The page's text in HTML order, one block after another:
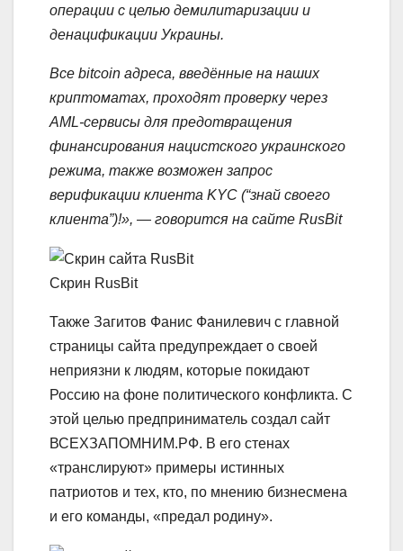
операции с целью демилитаризации и
денацификации Украины.
Все bitcoin адреса, введённые на наших
криптоматах, проходят проверку через
AML-сервисы для предотвращения
финансирования нацистского украинского
режима, также возможен запрос
верификации клиента KYC (“знай своего
клиента”)!», — говорится на сайте RusBit
Скрин RusBit
Также Загитов Фанис Фанилевич с главной
страницы сайта предупреждает о своей
неприязни к людям, которые покидают
Россию на фоне политического конфликта. С
этой целью предприниматель создал сайт
ВСЕХЗАПОМНИМ.РФ. В его стенах
«транслируют» примеры истинных
патриотов и тех, кто, по мнению бизнесмена
и его команды, «предал родину».